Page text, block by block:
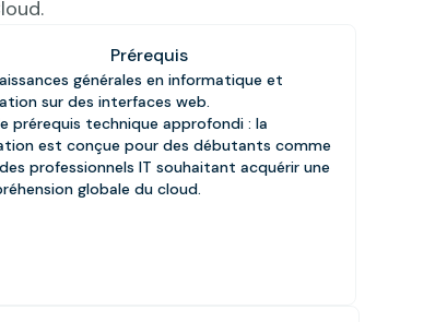
Prérequis
générales en informatique et
sur des interfaces web.
prérequis technique approfondi : la
est conçue pour des débutants comme
professionnels IT souhaitant acquérir une
globale du cloud.